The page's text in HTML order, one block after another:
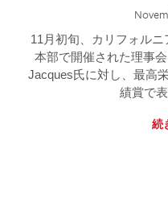
11月初旬、カリフォル
本部で開催された理事
Jacques氏に対し、最高
績賞で
続